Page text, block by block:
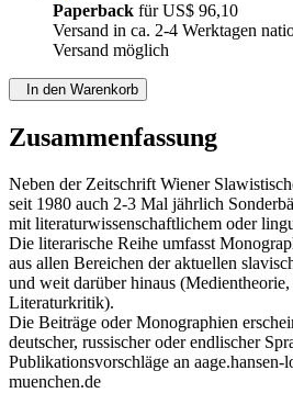
Paperback fürUS$ 96,10
Versand in ca. 2-4 Werktagen
Versand möglich
In den Warenkorb
Zusammenfassung
Neben der Zeitschrift Wiener
seit 1980 auch 2-3 Mal jährlich
mit literaturwissenschaftlichem oder
Die literarische Reihe umfasst
aus allen Bereichen der aktuellen
und weit darüber hinaus
Literaturkritik).
Die Beiträge oder Monographien
deutscher, russischer oder endlischer
Publikationsvorschläge an
muenchen.de